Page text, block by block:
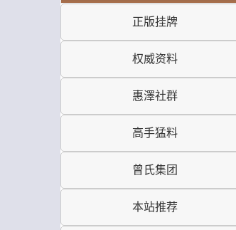
正版挂牌
权威资料
惠澤社群
高手猛料
曾氏集团
本站推荐